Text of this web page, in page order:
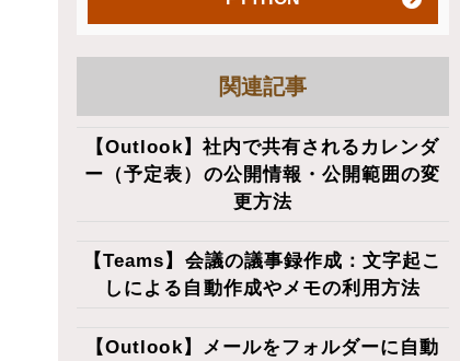
関連記事
【Outlook】社内で共有されるカレンダ
ー（予定表）の公開情報・公開範囲の変
更方法
【Teams】会議の議事録作成：文字起こ
しによる自動作成やメモの利用方法
【Outlook】メールをフォルダーに自動